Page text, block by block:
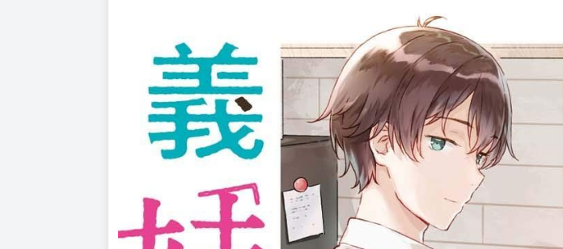
小說插畫作品有《三角距離無限為零》、《※疼愛妹妹是編輯的第一要務。》、《義妹